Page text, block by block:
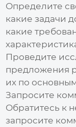
Определите
какие задачи
какие
Проведите
предложения
их по
Запросите
Обратитесь к
запросите